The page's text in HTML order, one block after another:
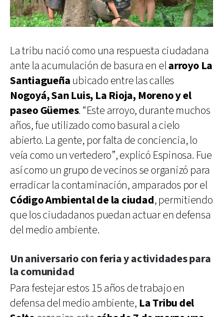
La tribu nació como una respuesta ciudadana
ante la acumulación de basura en elarroyo La
Santiagueñaubicado entre las calles
Nogoyá, San Luis, La Rioja, Moreno y el
paseo Güemes. “Este arroyo, durante muchos
años, fue utilizado como basural a cielo
abierto. La gente, por falta de conciencia, lo
veía como un vertedero”, explicó Espinosa. Fue
así como un grupo de vecinos se organizó para
erradicar la contaminación, amparados por el
Código Ambiental de la ciudad, permitiendo
que los ciudadanos puedan actuar en defensa
del medio ambiente.
Un aniversario con feria y actividades para
la comunidad
Para festejar estos 15 años de trabajo en
defensa del medio ambiente, La Tribu del